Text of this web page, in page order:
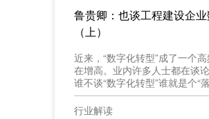
鲁贵卿：也谈工程建设企
（上）
近来，“数字化转型”成了一个
在增高。业内许多人士都在谈
谁不谈“数字化转型”谁就是个“
于在相同语境下讨论问题，今
以“数字化转型”为题，谈一点
行业解读